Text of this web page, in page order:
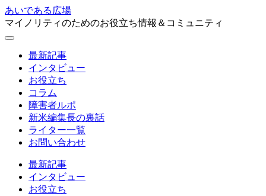
あいである広場
マイノリティのためのお役立ち情報＆コミュニティ
最新記事
インタビュー
お役立ち
コラム
障害者ルポ
新米編集長の裏話
ライター一覧
お問い合わせ
最新記事
インタビュー
お役立ち